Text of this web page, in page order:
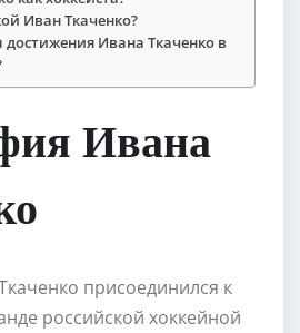
Иван Ткаченко?
достижения Ивана Ткаченко в
Ивана
присоединился к
российской хоккейной